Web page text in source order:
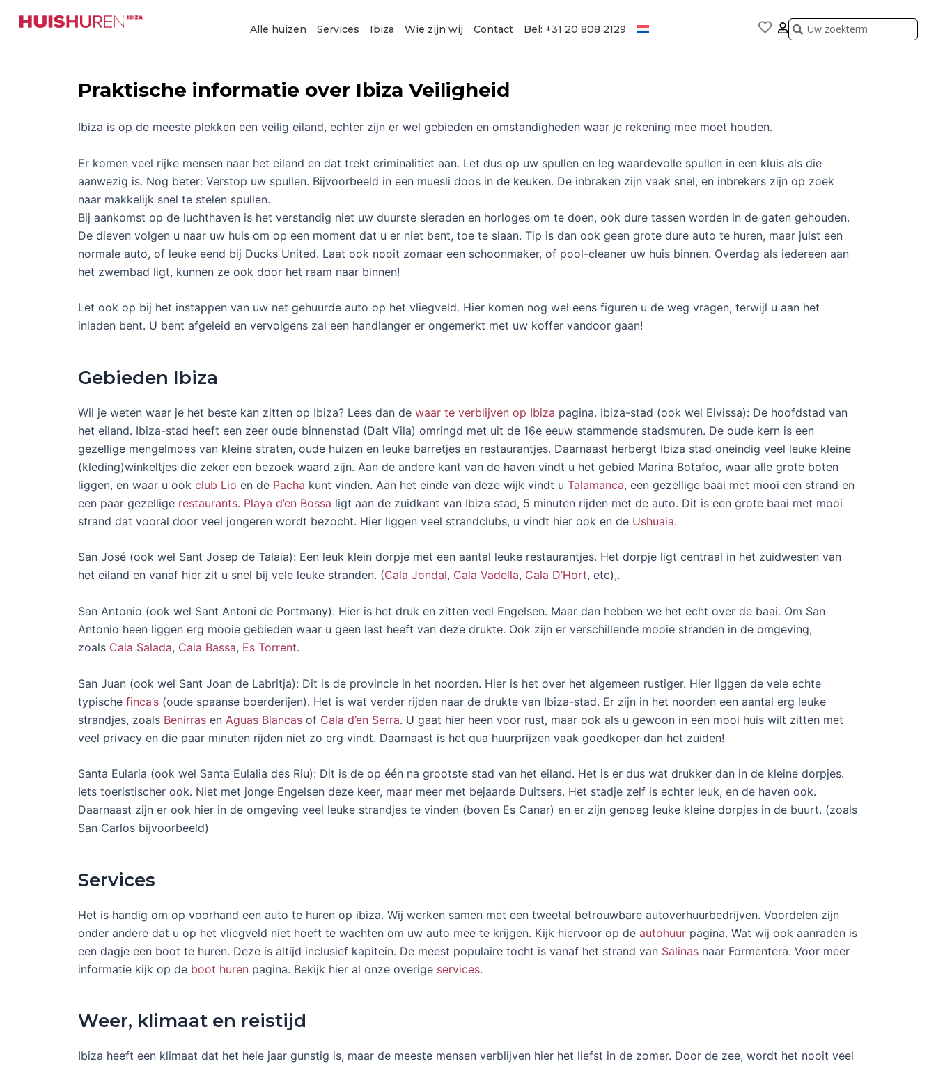
naar
Alle huizen Services Ibiza Wie zijn wij Contact Bel: +31 20 808 2129 Zoeken
Zoeken
Praktische informatie over Ibiza Veiligheid
Ibiza is op de meeste plekken een veilig eiland, echter zijn er wel gebieden en omstandigheden waar je rekening mee moet houden.
Er komen veel rijke mensen naar het eiland en dat trekt criminalitiet aan. Let dus op uw spullen en leg waardevolle spullen in een kluis als die
aanwezig is. Nog beter: Verstop uw spullen. Bijvoorbeeld in een muesli doos in de keuken. De inbraken zijn vaak snel, en inbrekers zijn op zoek
naar makkelijk snel te stelen spullen.
Bij aankomst op de luchthaven is het verstandig niet uw duurste sieraden en horloges om te doen, ook dure tassen worden in de gaten gehouden.
De dieven volgen u naar uw huis om op een moment dat u er niet bent, toe te slaan. Tip is dan ook geen grote dure auto te huren, maar juist een
normale auto, of leuke eend bij Ducks United. Laat ook nooit zomaar een schoonmaker, of pool-cleaner uw huis binnen. Overdag als iedereen aan
het zwembad ligt, kunnen ze ook door het raam naar binnen!
Let ook op bij het instappen van uw net gehuurde auto op het vliegveld. Hier komen nog wel eens figuren u de weg vragen, terwijl u aan het
inladen bent. U bent afgeleid en vervolgens zal een handlanger er ongemerkt met uw koffer vandoor gaan!
Gebieden Ibiza
Wil je weten waar je het beste kan zitten op Ibiza? Lees dan de waar te verblijven op Ibiza pagina. Ibiza-stad (ook wel Eivissa): De hoofdstad van
het eiland. Ibiza-stad heeft een zeer oude binnenstad (Dalt Vila) omringd met uit de 16e eeuw stammende stadsmuren. De oude kern is een
gezellige mengelmoes van kleine straten, oude huizen en leuke barretjes en restaurantjes. Daarnaast herbergt Ibiza stad oneindig veel leuke kleine
(kleding)winkeltjes die zeker een bezoek waard zijn. Aan de andere kant van de haven vindt u het gebied Marina Botafoc, waar alle grote boten
liggen, en waar u ook club Lio en de Pacha kunt vinden. Aan het einde van deze wijk vindt u Talamanca, een gezellige baai met mooi een strand en
een paar gezellige restaurants. Playa d’en Bossa ligt aan de zuidkant van Ibiza stad, 5 minuten rijden met de auto. Dit is een grote baai met mooi
strand dat vooral door veel jongeren wordt bezocht. Hier liggen veel strandclubs, u vindt hier ook en de Ushuaia.
San José (ook wel Sant Josep de Talaia): Een leuk klein dorpje met een aantal leuke restaurantjes. Het dorpje ligt centraal in het zuidwesten van
het eiland en vanaf hier zit u snel bij vele leuke stranden. (Cala Jondal, Cala Vadella, Cala D’Hort, etc),.
San Antonio (ook wel Sant Antoni de Portmany): Hier is het druk en zitten veel Engelsen. Maar dan hebben we het echt over de baai. Om San
Antonio heen liggen erg mooie gebieden waar u geen last heeft van deze drukte. Ook zijn er verschillende mooie stranden in de omgeving,
zoals Cala Salada, Cala Bassa, Es Torrent.
San Juan (ook wel Sant Joan de Labritja): Dit is de provincie in het noorden. Hier is het over het algemeen rustiger. Hier liggen de vele echte
typische finca’s (oude spaanse boerderijen). Het is wat verder rijden naar de drukte van Ibiza-stad. Er zijn in het noorden een aantal erg leuke
strandjes, zoals Benirras en Aguas Blancas of Cala d’en Serra. U gaat hier heen voor rust, maar ook als u gewoon in een mooi huis wilt zitten met
veel privacy en die paar minuten rijden niet zo erg vindt. Daarnaast is het qua huurprijzen vaak goedkoper dan het zuiden!
Santa Eularia (ook wel Santa Eulalia des Riu): Dit is de op één na grootste stad van het eiland. Het is er dus wat drukker dan in de kleine dorpjes.
Iets toeristischer ook. Niet met jonge Engelsen deze keer, maar meer met bejaarde Duitsers. Het stadje zelf is echter leuk, en de haven ook.
Daarnaast zijn er ook hier in de omgeving veel leuke strandjes te vinden (boven Es Canar) en er zijn genoeg leuke kleine dorpjes in de buurt. (zoals
San Carlos bijvoorbeeld)
Services
Het is handig om op voorhand een auto te huren op ibiza. Wij werken samen met een tweetal betrouwbare autoverhuurbedrijven. Voordelen zijn
onder andere dat u op het vliegveld niet hoeft te wachten om uw auto mee te krijgen. Kijk hiervoor op de autohuur pagina. Wat wij ook aanraden is
een dagje een boot te huren. Deze is altijd inclusief kapitein. De meest populaire tocht is vanaf het strand van Salinas naar Formentera. Voor meer
informatie kijk op de boot huren pagina. Bekijk hier al onze overige services.
Weer, klimaat en reistijd
Ibiza heeft een klimaat dat het hele jaar gunstig is, maar de meeste mensen verblijven hier het liefst in de zomer. Door de zee, wordt het nooit veel